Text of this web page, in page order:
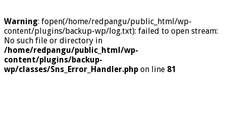
Warning: fopen(/home/redpangu/public_html/wp-
content/plugins/backup-wp/log.txt): failed to open stream:
No such file or directory in
/home/redpangu/public_html/wp-
content/plugins/backup-
wp/classes/Sns_Error_Handler.php on line 81